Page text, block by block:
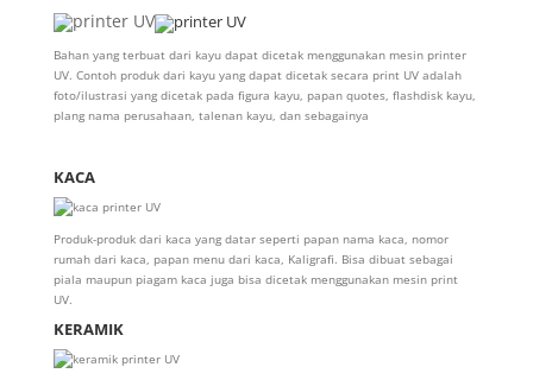
Bahan yang terbuat dari kayu dapat dicetak menggunakan mesin printer
UV. Contoh produk dari kayu yang dapat dicetak secara print UV adalah
foto/ilustrasi yang dicetak pada figura kayu, papan quotes, flashdisk kayu,
plang nama perusahaan, talenan kayu, dan sebagainya
KACA
Produk-produk dari kaca yang datar seperti papan nama kaca, nomor
rumah dari kaca, papan menu dari kaca, Kaligrafi. Bisa dibuat sebagai
piala maupun piagam kaca juga bisa dicetak menggunakan mesin print
UV.
KERAMIK